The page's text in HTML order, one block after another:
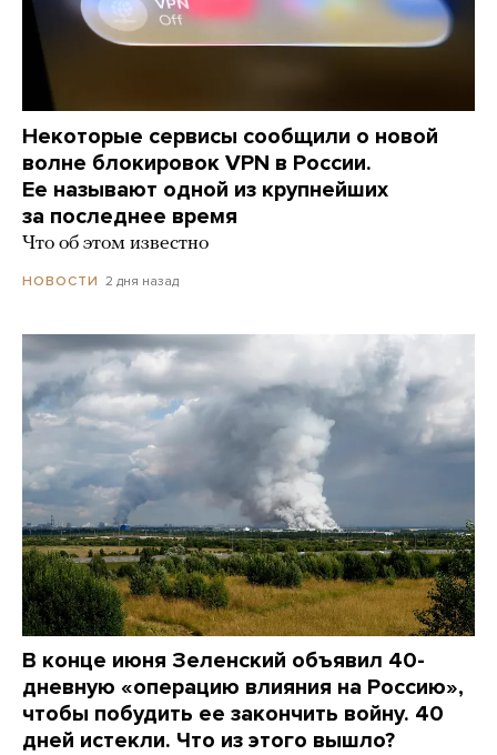
Некоторые сервисы сообщили о новой
волне блокировок VPN в России.
Ее называют одной из крупнейших
за последнее время
Что об этом известно
НОВОСТИ 2 дня назад
В конце июня Зеленский объявил 40-
дневную «операцию влияния на Россию»,
чтобы побудить ее закончить войну. 40
дней истекли. Что из этого вышло?